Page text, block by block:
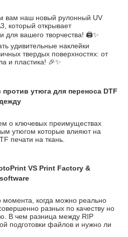
вам наш новый рулонный UV
который открывает
для вашего творчества! 🖨️✨
удивительные наклейки
твердых поверхностях: от
и пластика! 🎉✨
утюга для переноса DTF
о ключевых преимуществах
утюгом которые влияют на
печати на ткань.
VS Print Factory &
когда можно реально
разных по качеству но
В чем разница между RIP
подготовки файлов и нужно ли